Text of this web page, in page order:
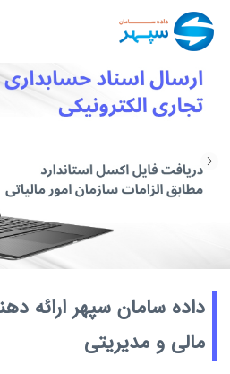
داده سامان سپهر ارائه
مالی و مديريتی